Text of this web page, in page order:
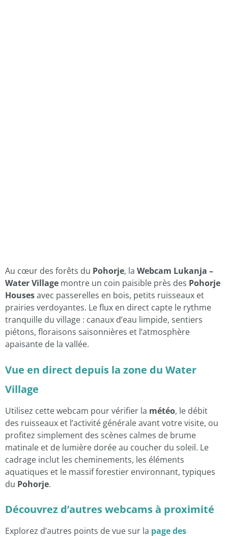
Au cœur des forêts du Pohorje, la Webcam Lukanja –
Water Village montre un coin paisible près des Pohorje
Housesavec passerelles en bois, petits ruisseaux et
prairies verdoyantes. Le flux en direct capte le rythme
tranquille du village : canaux d’eau limpide, sentiers
piétons, floraisons saisonnières et l’atmosphère
apaisante de la vallée.
Vue en direct depuis la zone du Water
Village
Utilisez cette webcam pour vérifier la météo, le débit
des ruisseaux et l’activité générale avant votre visite, ou
profitez simplement des scènes calmes de brume
matinale et de lumière dorée au coucher du soleil. Le
cadrage inclut les cheminements, les éléments
aquatiques et le massif forestier environnant, typiques
du Pohorje.
Découvrez d’autres webcams à proximité
Explorez d’autres points de vue sur la page des